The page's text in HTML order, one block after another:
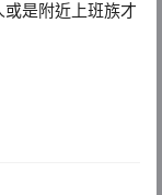
是附近上班族才